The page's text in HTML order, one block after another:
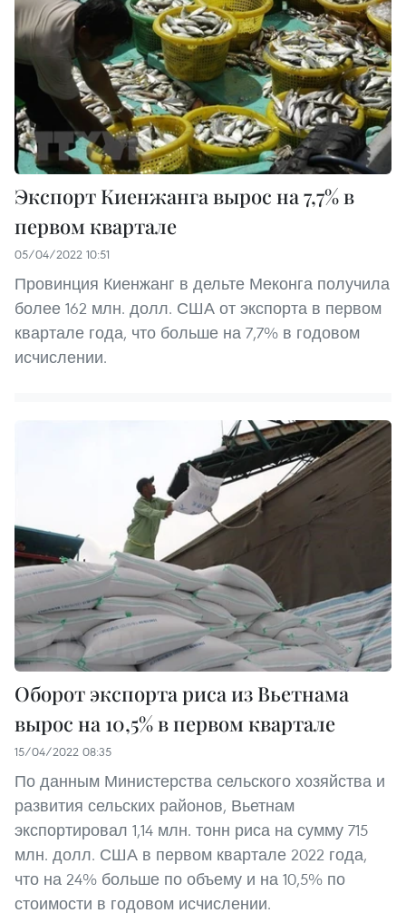
Экспорт Киенжанга вырос на 7,7% в
первом квартале
05/04/2022 10:51
Провинция Киенжанг в дельте Меконга получила
более 162 млн. долл. США от экспорта в первом
квартале года, что больше на 7,7% в годовом
исчислении.
Оборот экспорта риса из Вьетнама
вырос на 10,5% в первом квартале
15/04/2022 08:35
По данным Министерства сельского хозяйства и
развития сельских районов, Вьетнам
экспортировал 1,14 млн. тонн риса на сумму 715
млн. долл. США в первом квартале 2022 года,
что на 24% больше по объему и на 10,5% по
стоимости в годовом исчислении.